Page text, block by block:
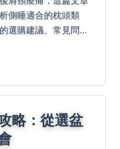
側睡適合的枕頭類
選購建議、常見問題
略：從選盆